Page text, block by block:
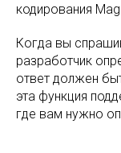
кодирования
Когда вы
разработчик
ответ должен
эта функция
где вам нужно